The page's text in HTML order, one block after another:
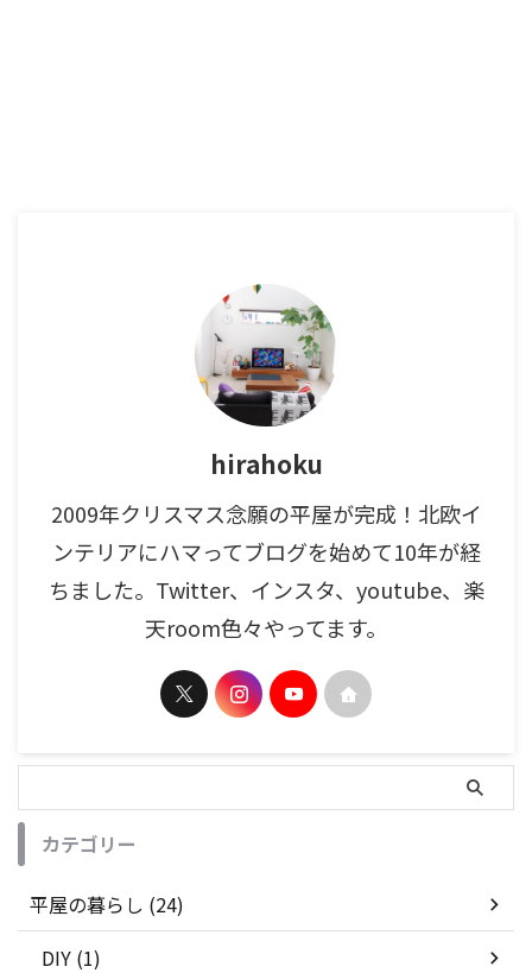
hirahoku
2009年クリスマス念願の平屋が完成！北欧イ
ンテリアにハマってブログを始めて10年が経
ちました。Twitter、インスタ、youtube、楽
天room色々やってます。
カテゴリー
平屋の暮らし (24)
DIY (1)